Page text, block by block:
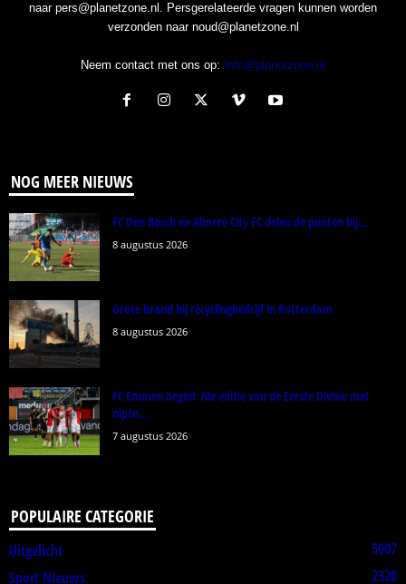
naar pers@planetzone.nl. Persgerelateerde vragen kunnen worden
verzonden naar noud@planetzone.nl
Neem contact met ons op: Info@planetzone.nl
NOG MEER NIEUWS
FC Den Bosch en Almere City FC delen de punten bij...
8 augustus 2026
Grote brand bij recyclingbedrijf in Rotterdam
8 augustus 2026
FC Emmen begint 70e editie van de Eerste Divisie met
nipte...
7 augustus 2026
POPULAIRE CATEGORIE
Uitgelicht
5007
Sport Nieuws
2328